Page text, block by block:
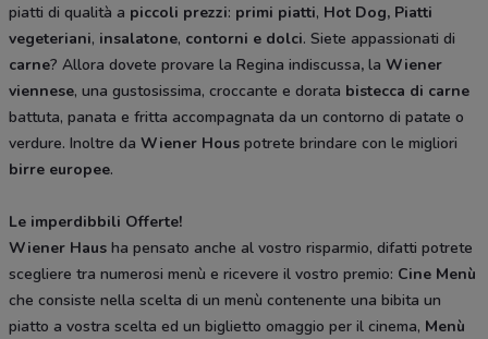
piatti di qualità a piccoli prezzi: primi piatti, Hot Dog, Piatti
vegeteriani, insalatone, contorni e dolci. Siete appassionati di
carne? Allora dovete provare la Regina indiscussa, la Wiener
viennese, una gustosissima, croccante e dorata bistecca di carne
battuta, panata e fritta accompagnata da un contorno di patate o
verdure. Inoltre da Wiener Hous potrete brindare con le migliori
birre europee.
Le imperdibbili Offerte!
Wiener Haus ha pensato anche al vostro risparmio, difatti potrete
scegliere tra numerosi menù e ricevere il vostro premio: Cine Menù
che consiste nella scelta di un menù contenente una bibita un
piatto a vostra scelta ed un biglietto omaggio per il cinema, Menù